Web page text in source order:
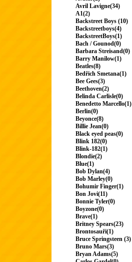
Avril Lavigne(34)
A1(2)
Backstreet Boys (10)
Backstreetboys(4)
BackstreetBoys(1)
Bach / Gounod(0)
Barbara Streisand(0)
Barry Manilow(1)
Beatles(8)
Bedřich Smetana(1)
Bee Gees(3)
Beethoven(2)
Belinda Carlisle(0)
Benedetto Marcello(1)
Berlin(0)
Beyonce(8)
Billie Jean(0)
Black eyed peas(0)
Blink 182(0)
Blink-182(1)
Blondie(2)
Blue(1)
Bob Dylan(4)
Bob Marley(0)
Bohumir Finger(1)
Bon Jovi(11)
Bonnie Tyler(0)
Boyzone(0)
Brave(1)
Britney Spears(23)
Brontosauři(1)
Bruce Springsteen (3)
Bruno Mars(3)
Bryan Adams(5)